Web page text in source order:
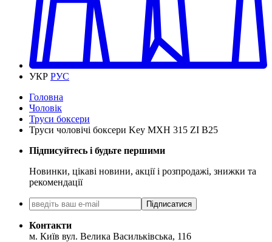
УКР РУС
Головна
Чоловік
Труси боксери
Труси чоловічі боксери Key MXH 315 ZI B25
Підписуйтесь і будьте першими
Новинки, цікаві новини, акції і розпродажі, знижки та
рекомендації
Підписатися
Контакти
м. Київ вул. Велика Васильківська, 116